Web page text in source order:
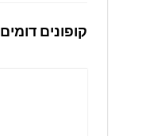
קופונים דומים